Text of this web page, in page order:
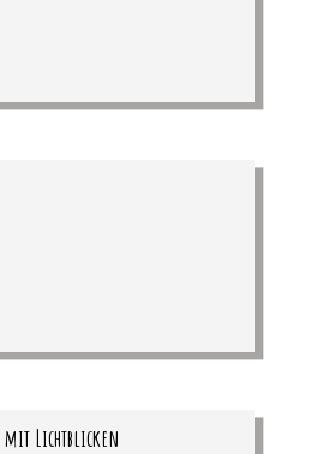
mit Lichtblicken